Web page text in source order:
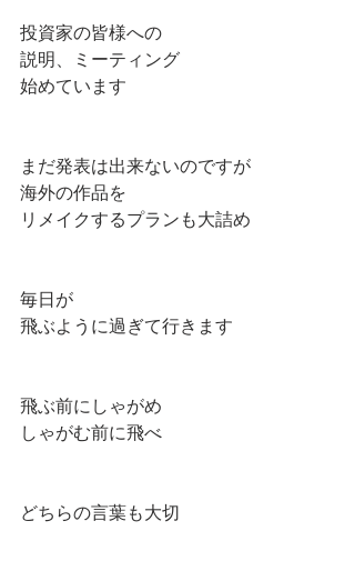
投資家の皆様への
説明、ミーティング
始めています
まだ発表は出来ないのですが
海外の作品を
リメイクするプランも大詰め
毎日が
飛ぶように過ぎて行きます
飛ぶ前にしゃがめ
しゃがむ前に飛べ
どちらの言葉も大切